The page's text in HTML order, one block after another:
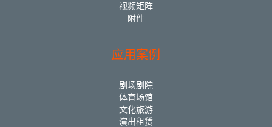
视频矩阵
附件
应用案例
剧场剧院
体育场馆
文化旅游
演出租赁